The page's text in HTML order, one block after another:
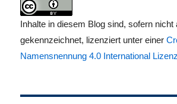
Inhalte in diesem Blog sind, sofern nicht
gekennzeichnet, lizenziert unter einer
Namensnennung 4.0 International Lizenz